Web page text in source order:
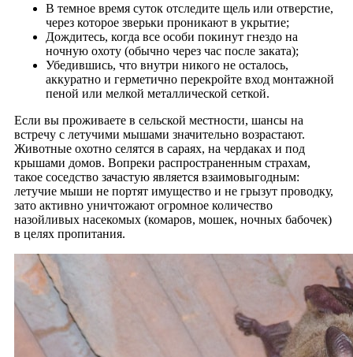
В темное время суток отследите щель или отверстие,
через которое зверьки проникают в укрытие;
Дождитесь, когда все особи покинут гнездо на
ночную охоту (обычно через час после заката);
Убедившись, что внутри никого не осталось,
аккуратно и герметично перекройте вход монтажной
пеной или мелкой металлической сеткой.
Если вы проживаете в сельской местности, шансы на
встречу с летучими мышами значительно возрастают.
Животные охотно селятся в сараях, на чердаках и под
крышами домов. Вопреки распространенным страхам,
такое соседство зачастую является взаимовыгодным:
летучие мыши не портят имущество и не грызут проводку,
зато активно уничтожают огромное количество
назойливых насекомых (комаров, мошек, ночных бабочек)
в целях пропитания.